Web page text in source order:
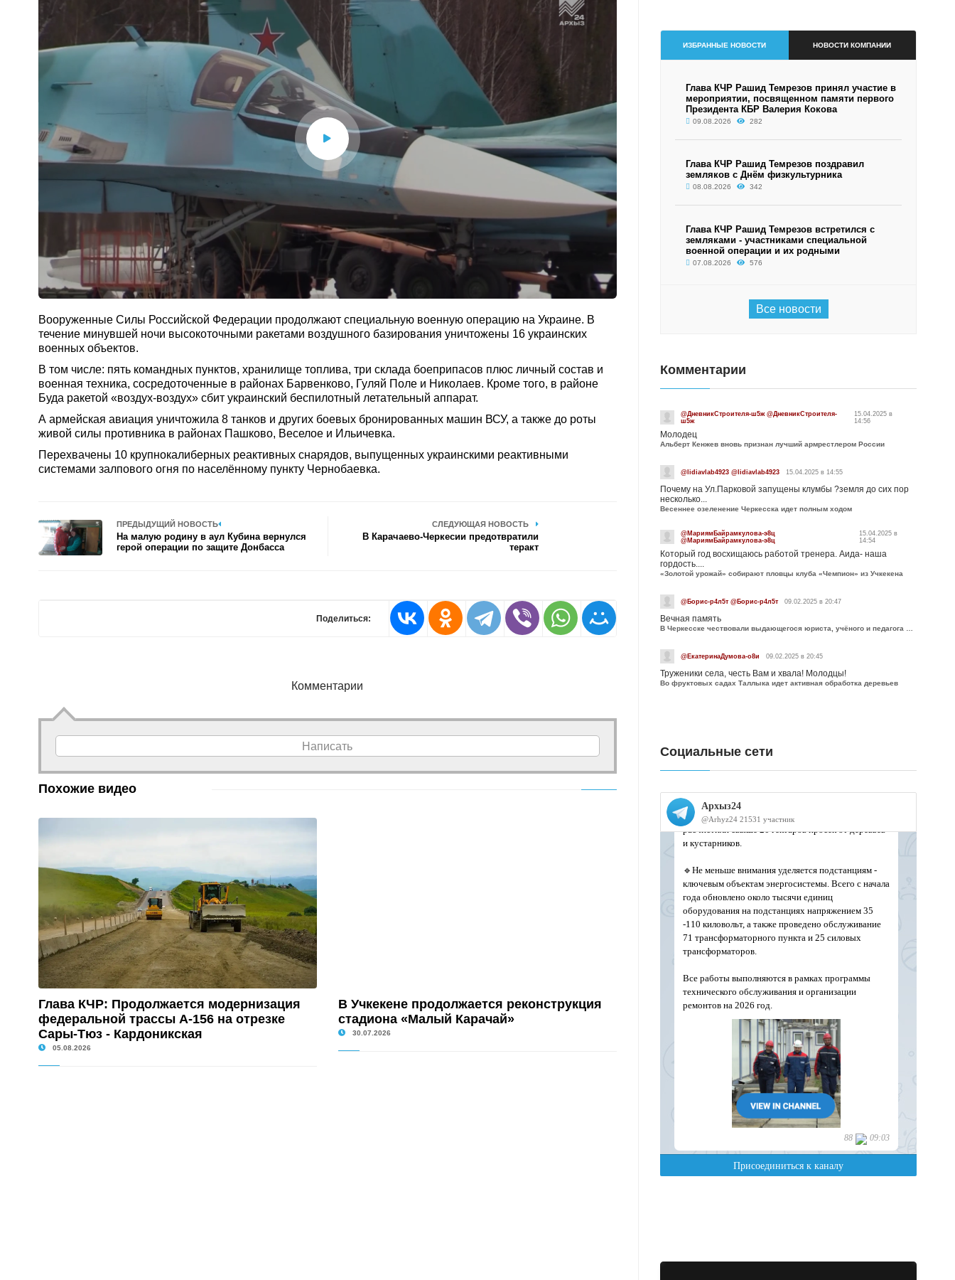
Вооруженные Силы Российской Федерации продолжают специальную военную операцию на Украине. В
течение минувшей ночи высокоточными ракетами воздушного базирования уничтожены 16 украинских
военных объектов.
В том числе: пять командных пунктов, хранилище топлива, три склада боеприпасов плюс личный состав и
военная техника, сосредоточенные в районах Барвенково, Гуляй Поле и Николаев. Кроме того, в районе
Буда ракетой «воздух-воздух» сбит украинский беспилотный летательный аппарат.
А армейская авиация уничтожила 8 танков и других боевых бронированных машин ВСУ, а также до роты
живой силы противника в районах Пашково, Веселое и Ильичевка.
Перехвачены 10 крупнокалиберных реактивных снарядов, выпущенных украинскими реактивными
системами залпового огня по населённому пункту Чернобаевка.
ПРЕДЫДУЩИЙ НОВОСТЬ
На малую родину в аул Кубина вернулся
герой операции по защите Донбасса
СЛЕДУЮЩАЯ НОВОСТЬ
В Карачаево-Черкесии предотвратили
теракт
Поделиться:
Комментарии
Написать
Похожие видео
Глава КЧР: Продолжается модернизация
федеральной трассы А-156 на отрезке
Сары-Тюз - Кардоникская
05.08.2026
В Учкекене продолжается реконструкция
стадиона «Малый Карачай»
30.07.2026
ИЗБРАННЫЕ НОВОСТИ НОВОСТИ КОМПАНИИ
Глава КЧР Рашид Темрезов принял участие в
мероприятии, посвященном памяти первого
Президента КБР Валерия Кокова
09.08.2026 282
Глава КЧР Рашид Темрезов поздравил
земляков с Днём физкультурника
08.08.2026 342
Глава КЧР Рашид Темрезов встретился с
земляками - участниками специальной
военной операции и их родными
07.08.2026 576
Все новости
Комментарии
@ДневникСтроителя-ш5ж @ДневникСтроителя-
ш5ж
15.04.2025 в
14:56
Молодец
Альберт Кенжев вновь признан лучший армрестлером России
@lidiavlab4923 @lidiavlab4923 15.04.2025 в 14:55
Почему на Ул.Парковой запущены клумбы ?земля до сих пор
несколько...
Весеннее озеленение Черкесска идет полным ходом
@МариямБайрамкулова-э8ц
@МариямБайрамкулова-э8ц
15.04.2025 в
14:54
Который год восхищаюсь работой тренера. Аида- наша
гордость....
«Золотой урожай» собирают пловцы клуба «Чемпион» из Учкекена
@Борис-р4л5т @Борис-р4л5т 09.02.2025 в 20:47
Вечная память
@ЕкатеринаДумова-о8и 09.02.2025 в 20:45
Труженики села, честь Вам и хвала! Молодцы!
Во фруктовых садах Таллыка идет активная обработка деревьев
Социальные сети